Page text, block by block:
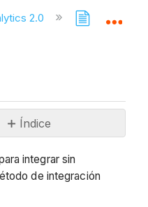
2.0
Índice
Requisitos
Pasos
integrar sin
de integración